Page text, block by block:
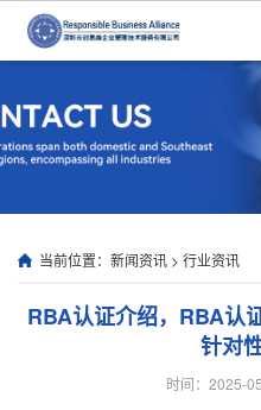
当前位置： 新闻资讯 > 行业资讯
RBA认证介绍，RBA认
针对
时间：2025-